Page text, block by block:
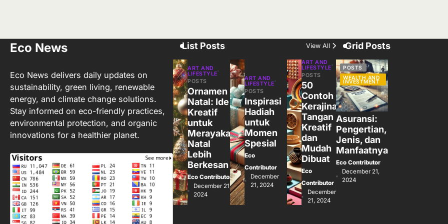
Eco News
Eco News delivers daily updates on
sustainability, green living, renewable
energy, and climate change solutions.
Stay informed on eco-friendly practices,
environmental protection, and organic
innovations for a healthier planet.
List Posts View All
ART AND
LIFESTYLE
POSTS
Ornamen
Natal: Ide
Kreatif
untuk
Merayakan
Natal
Lebih
Berkesan
Eco Contributor
December 21,
2024
ART AND
LIFESTYLE
POSTS
Inspirasi
Hadiah
untuk
Momen
Spesial
Eco
Contributor
December
21, 2024
ART AND
LIFESTYLE
POSTS
50
Contoh
Kerajinan
Tangan
Kreatif
dan
Mudah
Dibuat
Eco
Contributor
December
21, 2024
Grid Posts
POSTS
WEALTH AND
INVESTMENT
Asuransi:
Pengertian,
Jenis, dan
Manfaatnya
Eco Contributor
December 21,
2024